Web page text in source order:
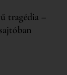
tragédia –